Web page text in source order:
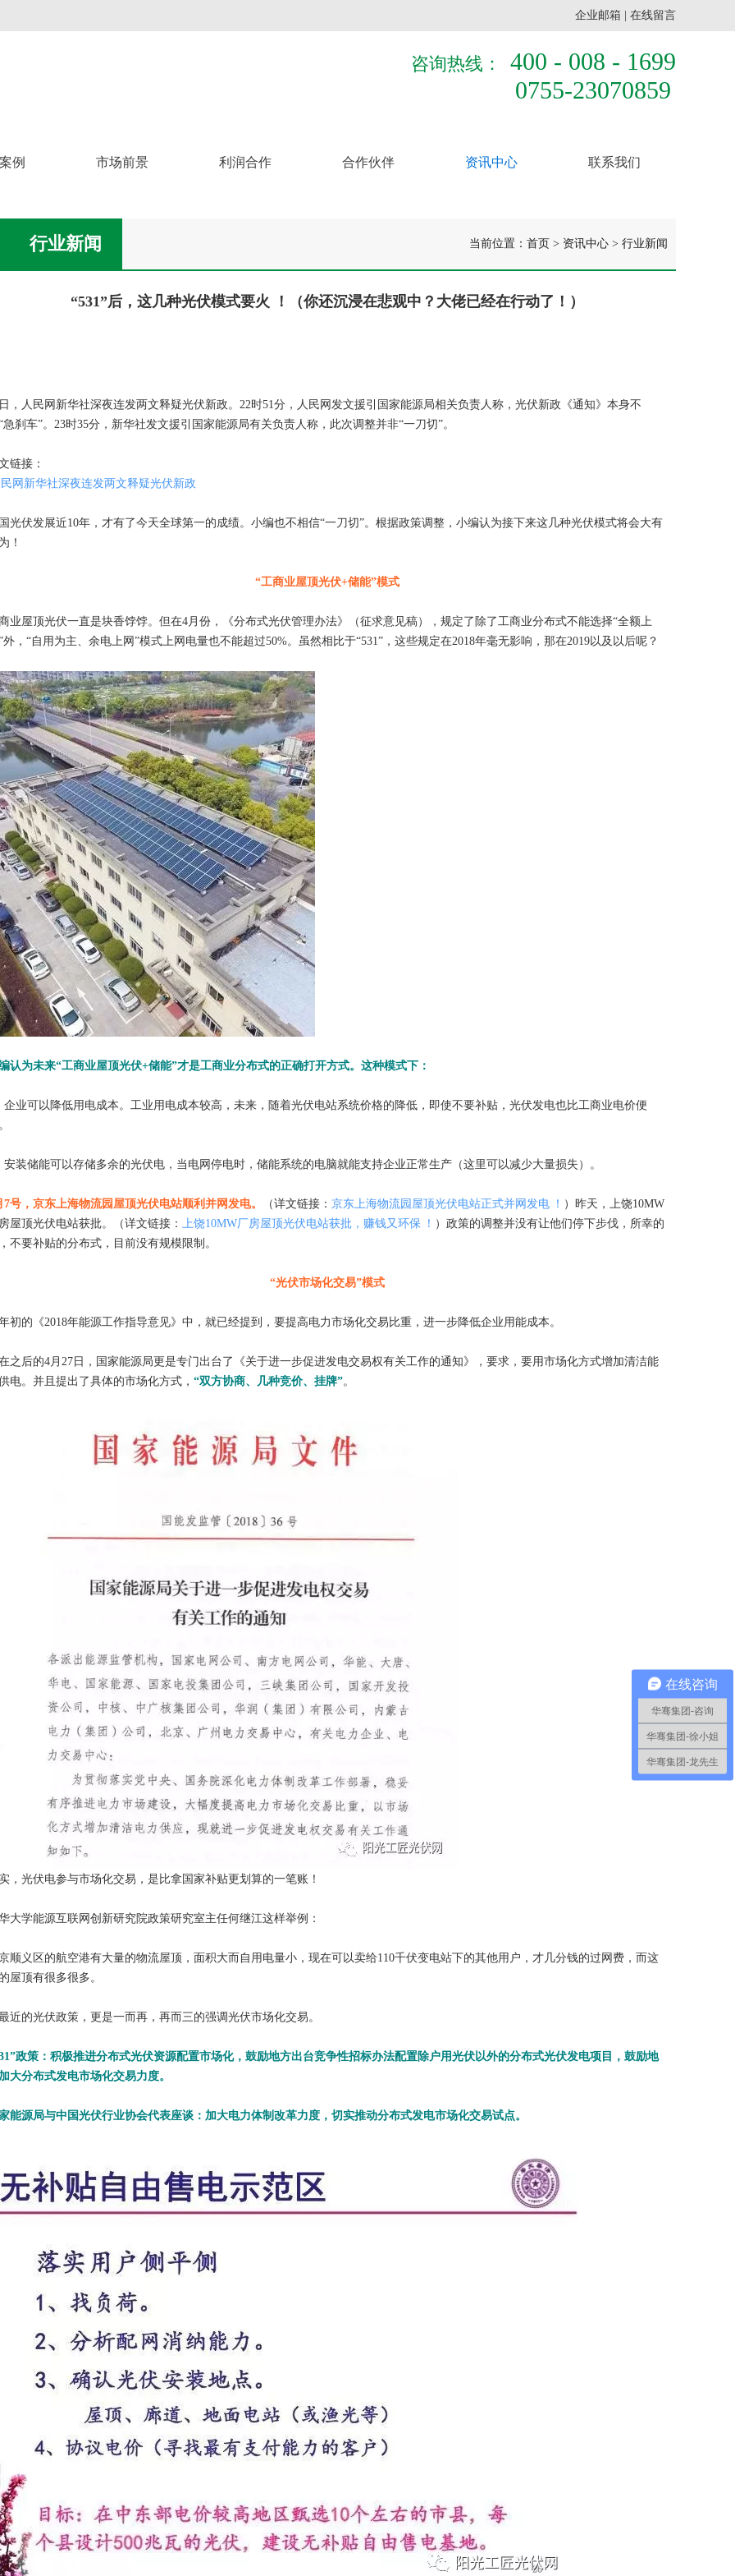
企业邮箱 在线留言
咨询热线：
400 - 008 - 1699
0755-23070859
例 市场前景 利润合作 合作伙伴 资讯中心 联系我们
行业新闻 当前位置： 首页 > 资讯中心 > 行业新闻
“531”后，这几种光伏模式要火 ！（你还沉浸在悲观中？大佬已经在行动了！）
，人民网新华社深夜连发两文释疑光伏新政。22时51分，人民网发文援引国家能源局相关负责人称，光伏新政《通知》本身不
急刹车”。23时35分，新华社发文援引国家能源局有关负责人称，此次调整并非“一刀切”。
链接：
民网新华社深夜连发两文释疑光伏新政
光伏发展近10年，才有了今天全球第一的成绩。小编也不相信“一刀切”。根据政策调整，小编认为接下来这几种光伏模式将会大有
！
“工商业屋顶光伏+储能”模式
业屋顶光伏一直是块香饽饽。但在4月份，《分布式光伏管理办法》（征求意见稿），规定了除了工商业分布式不能选择“全额上
外，“自用为主、余电上网”模式上网电量也不能超过50%。虽然相比于“531”，这些规定在2018年毫无影响，那在2019以及以后呢？
认为未来“工商业屋顶光伏+储能”才是工商业分布式的正确打开方式。这种模式下：
企业可以降低用电成本。工业用电成本较高，未来，随着光伏电站系统价格的降低，即使不要补贴，光伏发电也比工商业电价便
安装储能可以存储多余的光伏电，当电网停电时，储能系统的电脑就能支持企业正常生产（这里可以减少大量损失）。
7号，京东上海物流园屋顶光伏电站顺利并网发电。 （详文链接： 京东上海物流园屋顶光伏电站正式并网发电 ！ ）昨天，上饶10MW
屋顶光伏电站获批。（详文链接： 上饶10MW厂房屋顶光伏电站获批，赚钱又环保 ！ ）政策的调整并没有让他们停下步伐，所幸的
不要补贴的分布式，目前没有规模限制。
“光伏市场化交易”模式
初的《2018年能源工作指导意见》中，就已经提到，要提高电力市场化交易比重，进一步降低企业用能成本。
之后的4月27日，国家能源局更是专门出台了《关于进一步促进发电交易权有关工作的通知》，要求，要用市场化方式增加清洁能
电。并且提出了具体的市场化方式， “双方协商、几种竞价、挂牌”。
，光伏电参与市场化交易，是比拿国家补贴更划算的一笔账！
大学能源互联网创新研究院政策研究室主任何继江这样举例：
顺义区的航空港有大量的物流屋顶，面积大而自用电量小，现在可以卖给110千伏变电站下的其他用户，才几分钱的过网费，而这
屋顶有很多很多。
近的光伏政策，更是一而再，再而三的强调光伏市场化交易。
政策： 积极推进分布式光伏资源配置市场化，鼓励地方出台竞争性招标办法配置除户用光伏以外的分布式光伏发电项目，鼓励地
大分布式发电市场化交易力度。
能源局与中国光伏行业协会代表座谈： 加大电力体制改革力度，切实推动分布式发电市场化交易试点。
在线咨询
华骞集团-咨询
华骞集团-徐小姐
华骞集团-龙先生